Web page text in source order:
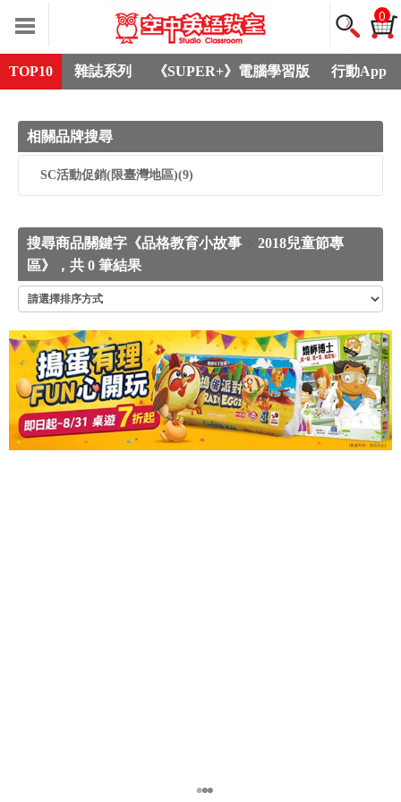
0
TOP10 雜誌系列 《SUPER+》電腦學習版 行動App
相關品牌搜尋
SC活動促銷(限臺灣地區)(9)
搜尋商品關鍵字《品格教育小故事
2018兒童節專
區》，共 0 筆結果